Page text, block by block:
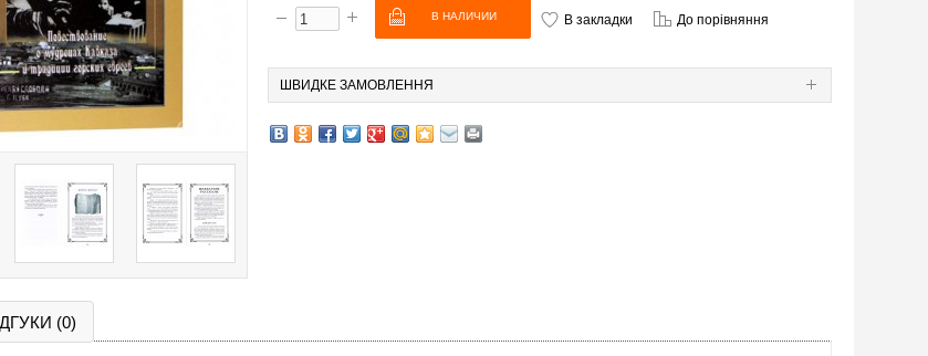
В закладки До порівняння
ШВИДКЕ ЗАМОВЛЕННЯ
(0)